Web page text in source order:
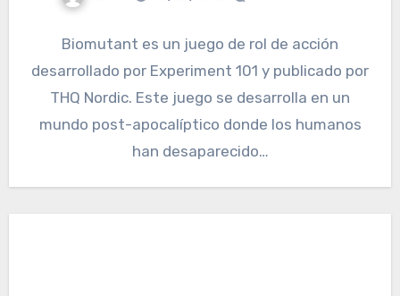
Biomutant es un juego de rol de acción
desarrollado por Experiment 101 y publicado por
THQ Nordic. Este juego se desarrolla en un
mundo post-apocalíptico donde los humanos
han desaparecido…